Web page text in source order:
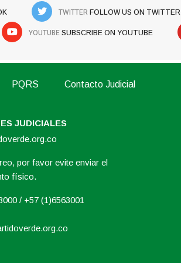
TWITTER FOLLOW US ON TWITTER
YOUTUBE SUBSCRIBE ON YOUTUBE
PQRS Contacto Judicial
JUDICIALES
por favor evite enviar el
físico.
/ +57 (1)6563001